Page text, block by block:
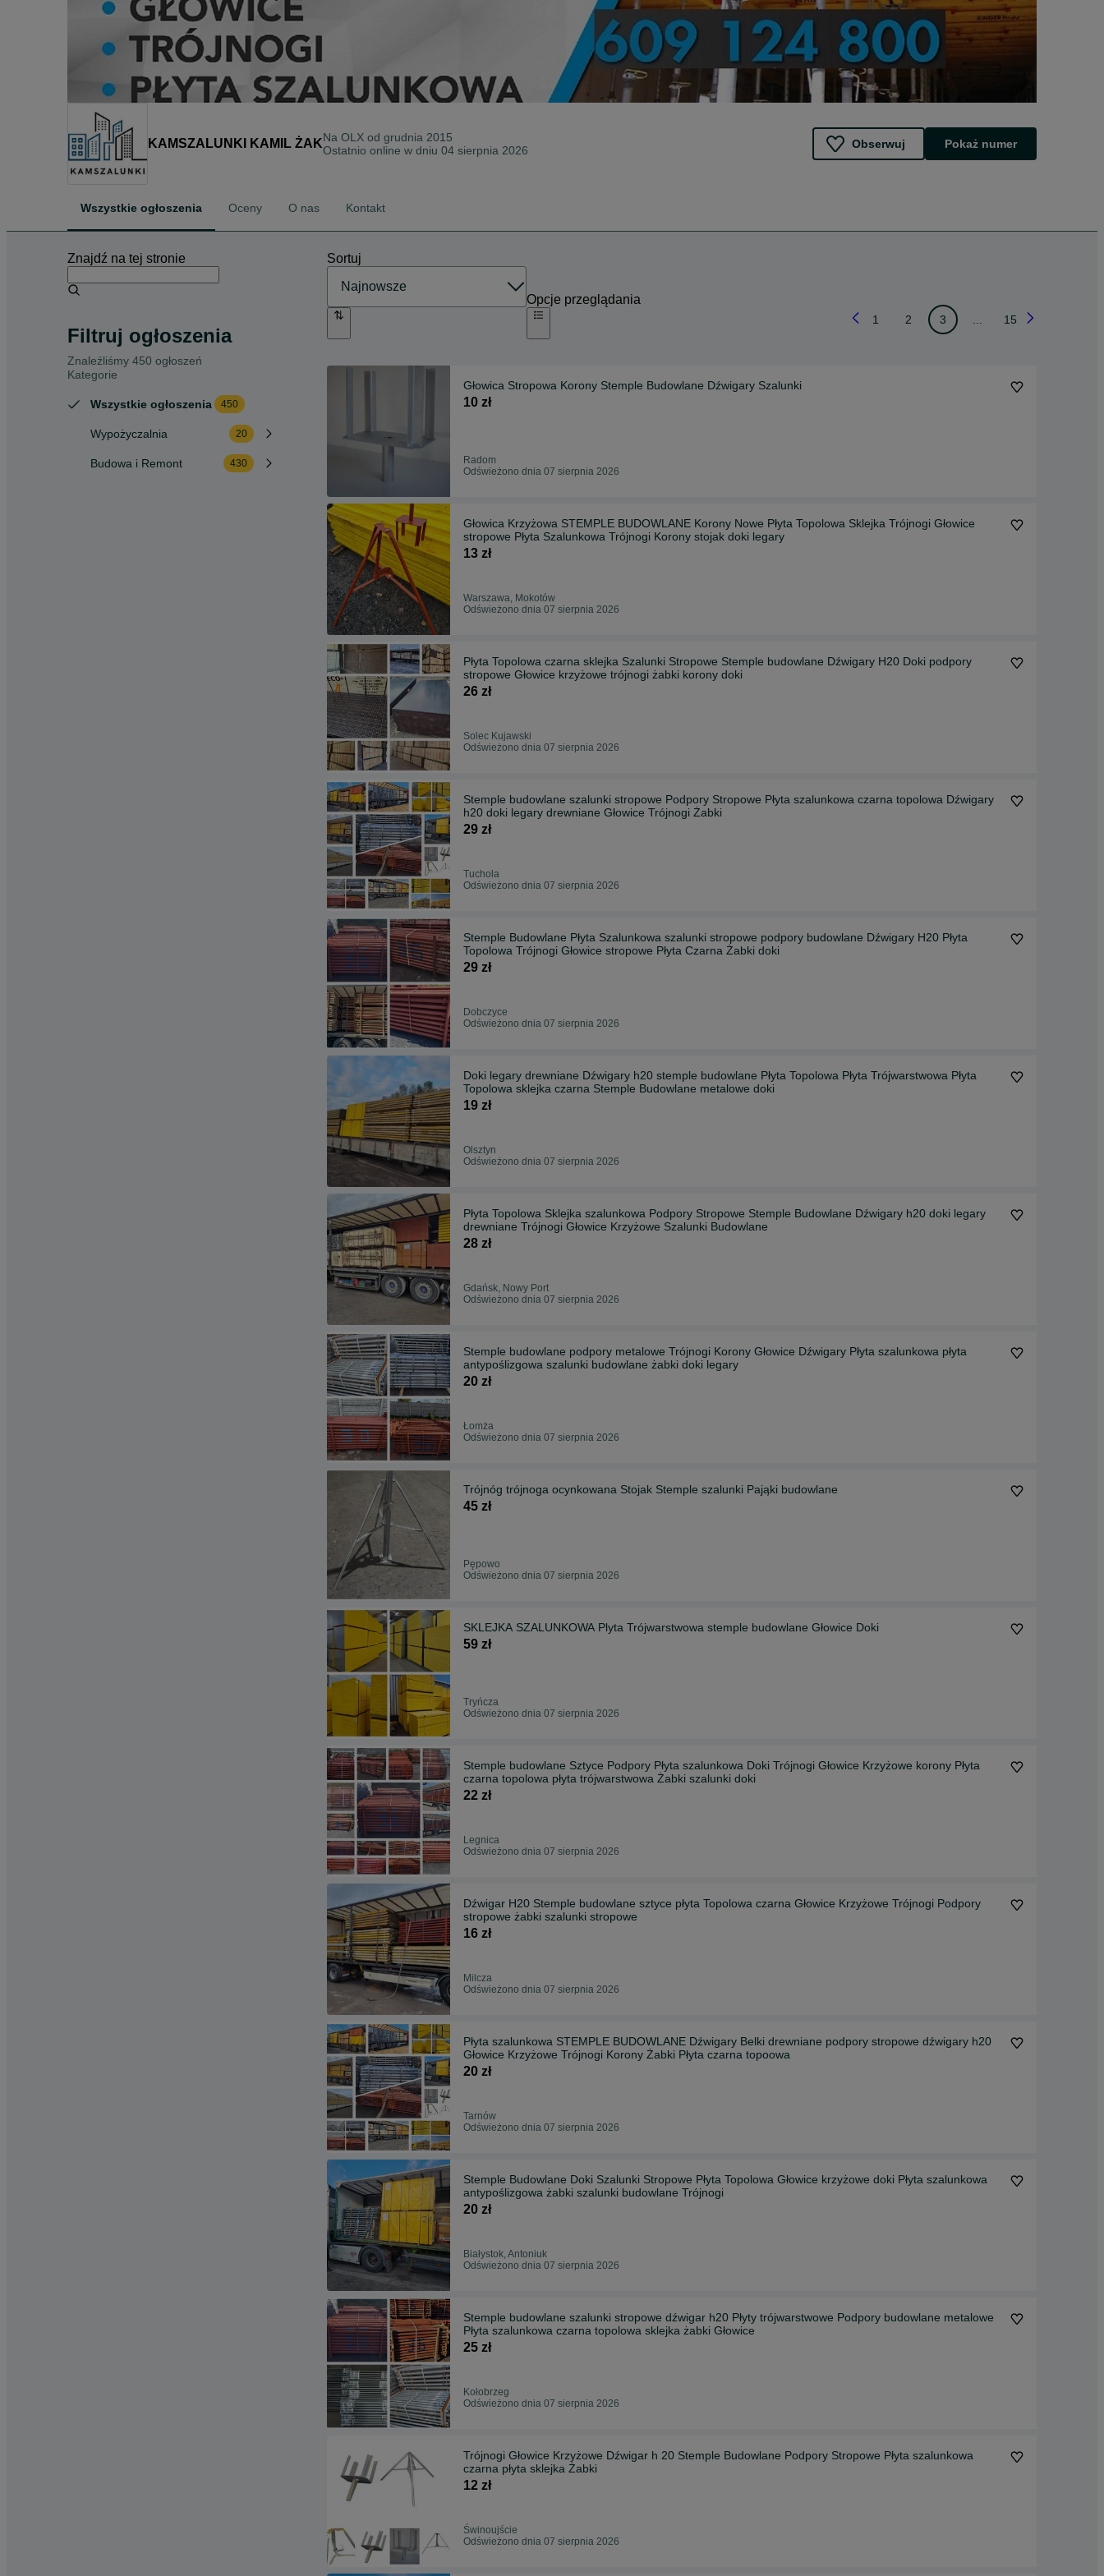
KAMSZALUNKI KAMIL ŻAKNa OLX od grudnia 2015
Ostatnio online w dniu 04 sierpnia 2026
Obserwuj Pokaż numer
Wszystkie ogłoszenia Oceny O nas Kontakt
Znajdź na tej stronie
Filtruj ogłoszenia
Znaleźliśmy 450 ogłoszeń
Kategorie
Wszystkie ogłoszenia 450
Wypożyczalnia 20
Budowa i Remont 430
Sortuj
Opcje przeglądania
1 2 3 15
Głowica Stropowa Korony Stemple Budowlane Dźwigary Szalunki
10 zł
Radom
Odświeżono dnia 07 sierpnia 2026
Głowica Krzyżowa STEMPLE BUDOWLANE Korony Nowe Płyta Topolowa Sklejka Trójnogi Głowice
stropowe Płyta Szalunkowa Trójnogi Korony stojak doki legary
13 zł
Warszawa, Mokotów
Odświeżono dnia 07 sierpnia 2026
Płyta Topolowa czarna sklejka Szalunki Stropowe Stemple budowlane Dźwigary H20 Doki podpory
stropowe Głowice krzyżowe trójnogi żabki korony doki
26 zł
Solec Kujawski
Odświeżono dnia 07 sierpnia 2026
Stemple budowlane szalunki stropowe Podpory Stropowe Płyta szalunkowa czarna topolowa Dźwigary
h20 doki legary drewniane Głowice Trójnogi Żabki
29 zł
Tuchola
Odświeżono dnia 07 sierpnia 2026
Stemple Budowlane Płyta Szalunkowa szalunki stropowe podpory budowlane Dźwigary H20 Płyta
Topolowa Trójnogi Głowice stropowe Płyta Czarna Żabki doki
29 zł
Dobczyce
Odświeżono dnia 07 sierpnia 2026
Doki legary drewniane Dźwigary h20 stemple budowlane Płyta Topolowa Płyta Trójwarstwowa Płyta
Topolowa sklejka czarna Stemple Budowlane metalowe doki
19 zł
Olsztyn
Odświeżono dnia 07 sierpnia 2026
Płyta Topolowa Sklejka szalunkowa Podpory Stropowe Stemple Budowlane Dźwigary h20 doki legary
drewniane Trójnogi Głowice Krzyżowe Szalunki Budowlane
28 zł
Gdańsk, Nowy Port
Odświeżono dnia 07 sierpnia 2026
Stemple budowlane podpory metalowe Trójnogi Korony Głowice Dźwigary Płyta szalunkowa płyta
antypoślizgowa szalunki budowlane żabki doki legary
20 zł
Łomża
Odświeżono dnia 07 sierpnia 2026
Trójnóg trójnoga ocynkowana Stojak Stemple szalunki Pająki budowlane
45 zł
Pępowo
Odświeżono dnia 07 sierpnia 2026
SKLEJKA SZALUNKOWA Plyta Trójwarstwowa stemple budowlane Głowice Doki
59 zł
Tryńcza
Odświeżono dnia 07 sierpnia 2026
Stemple budowlane Sztyce Podpory Płyta szalunkowa Doki Trójnogi Głowice Krzyżowe korony Płyta
czarna topolowa płyta trójwarstwowa Żabki szalunki doki
22 zł
Legnica
Odświeżono dnia 07 sierpnia 2026
Dźwigar H20 Stemple budowlane sztyce płyta Topolowa czarna Głowice Krzyżowe Trójnogi Podpory
stropowe żabki szalunki stropowe
16 zł
Milcza
Odświeżono dnia 07 sierpnia 2026
Płyta szalunkowa STEMPLE BUDOWLANE Dźwigary Belki drewniane podpory stropowe dźwigary h20
Głowice Krzyżowe Trójnogi Korony Żabki Płyta czarna topoowa
20 zł
Tarnów
Odświeżono dnia 07 sierpnia 2026
Stemple Budowlane Doki Szalunki Stropowe Płyta Topolowa Głowice krzyżowe doki Płyta szalunkowa
antypoślizgowa żabki szalunki budowlane Trójnogi
20 zł
Białystok, Antoniuk
Odświeżono dnia 07 sierpnia 2026
Stemple budowlane szalunki stropowe dźwigar h20 Płyty trójwarstwowe Podpory budowlane metalowe
Płyta szalunkowa czarna topolowa sklejka żabki Głowice
25 zł
Kołobrzeg
Odświeżono dnia 07 sierpnia 2026
Trójnogi Głowice Krzyżowe Dźwigar h 20 Stemple Budowlane Podpory Stropowe Płyta szalunkowa
czarna płyta sklejka Żabki
12 zł
Świnoujście
Odświeżono dnia 07 sierpnia 2026